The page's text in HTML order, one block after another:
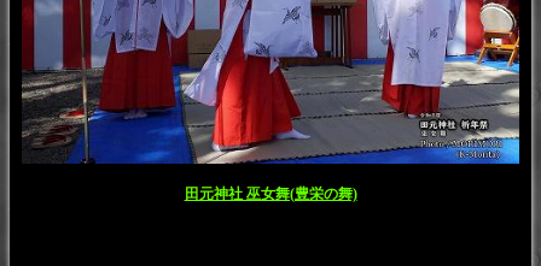
田元神社 巫女舞(豊栄の舞)